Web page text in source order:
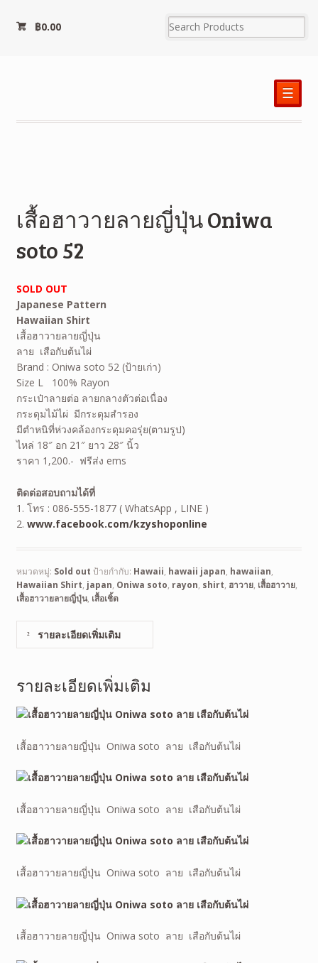
฿0.00
☰
เสื้อฮาวายลายญี่ปุ่น Oniwa
soto 52
SOLD OUT
Japanese Pattern
Hawaiian Shirt
เสื้อฮาวายลายญี่ปุ่น
ลาย เสือกับต้นไผ่
Brand : Oniwa soto 52 (ป้ายเก่า)
Size L 100% Rayon
กระเป๋าลายต่อ ลายกลางตัวต่อเนื่อง
กระดุมไม้ไผ่ มีกระดุมสำรอง
มีตำหนิที่ห่วงคล้องกระดุมคอรุ่ย(ตามรูป)
ไหล่ 18″ อก 21″ ยาว 28″ นิ้ว
ราคา 1,200.- ฟรีส่ง ems
ติดต่อสอบถามได้ที่
1. โทร : 086-555-1877 ( WhatsApp , LINE )
2. www.facebook.com/kzyshoponline
หมวดหมู่: Sold out ป้ายกำกับ: Hawaii, hawaii japan, hawaiian,
Hawaiian Shirt, japan, Oniwa soto, rayon, shirt, ฮาวาย, เสื้อฮาวาย,
เสื้อฮาวายลายญี่ปุ่น, เสื้อเชิ้ต
รายละเอียดเพิ่มเติม
รายละเอียดเพิ่มเติม
เสื้อฮาวายลายญี่ปุ่น Oniwa soto ลาย เสือกับต้นไผ่
เสื้อฮาวายลายญี่ปุ่น Oniwa soto ลาย เสือกับต้นไผ่
เสื้อฮาวายลายญี่ปุ่น Oniwa soto ลาย เสือกับต้นไผ่
เสื้อฮาวายลายญี่ปุ่น Oniwa soto ลาย เสือกับต้นไผ่